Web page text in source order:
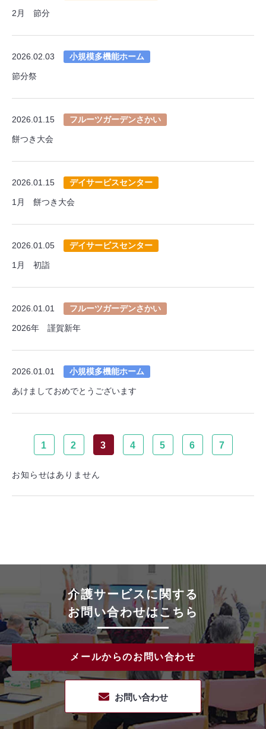
2月 節分
2026.02.03 小規模多機能ホーム
節分祭
2026.01.15 フルーツガーデンさかい
餅つき大会
2026.01.15 デイサービスセンター
1月 餅つき大会
2026.01.05 デイサービスセンター
1月 初詣
2026.01.01 フルーツガーデンさかい
2026年 謹賀新年
2026.01.01 小規模多機能ホーム
あけましておめでとうございます
1 2 3 4 5 6 7
お知らせはありません
介護サービスに関する
お問い合わせはこちら
メールからのお問い合わせ
お問い合わせ